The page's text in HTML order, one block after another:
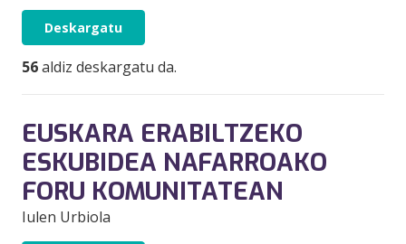
Deskargatu
56aldiz deskargatu da.
EUSKARA ERABILTZEKO
ESKUBIDEA NAFARROAKO
FORU KOMUNITATEAN
Iulen Urbiola